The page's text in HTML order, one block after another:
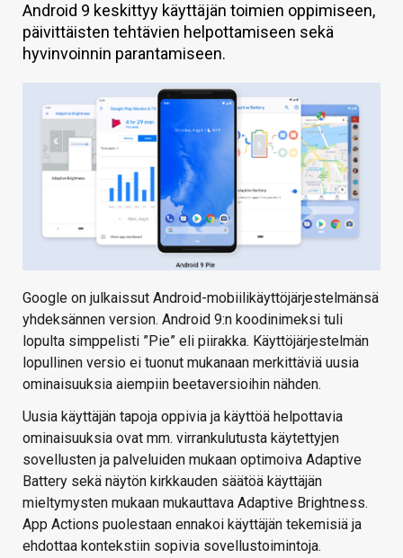
TIETOA
HINTA.FI
VAIHDA TEEMA
HAKU
Android 9 keskittyy käyttäjän toimien oppimiseen,
päivittäisten tehtävien helpottamiseen sekä
hyvinvoinnin parantamiseen.
Google on julkaissut Android-mobiilikäyttöjärjestelmänsä
yhdeksännen version. Android 9:n koodinimeksi tuli
lopulta simppelisti ”Pie” eli piirakka. Käyttöjärjestelmän
lopullinen versio ei tuonut mukanaan merkittäviä uusia
ominaisuuksia aiempiin beetaversioihin nähden.
Uusia käyttäjän tapoja oppivia ja käyttöä helpottavia
ominaisuuksia ovat mm. virrankulutusta käytettyjen
sovellusten ja palveluiden mukaan optimoiva Adaptive
Battery sekä näytön kirkkauden säätöä käyttäjän
mieltymysten mukaan mukauttava Adaptive Brightness.
App Actions puolestaan ennakoi käyttäjän tekemisiä ja
ehdottaa kontekstiin sopivia sovellustoimintoja.